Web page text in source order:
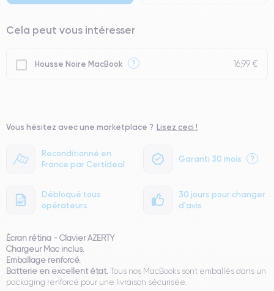
Reconditionné en
France par Certideal
Garanti 30 mois ?
Débloqué tous
opérateurs
30 jours pour changer
d'avis
Cela peut vous intéresser
Housse Noire MacBook ? 16,99 €
Vous hésitez avec une marketplace ? Lisez ceci !
Écran rétina - Clavier AZERTY
Chargeur Mac inclus.
Emballage renforcé.
Batterie en excellent état. Tous nos MacBooks sont emballés dans un
packaging renforcé pour une livraison sécurisée.